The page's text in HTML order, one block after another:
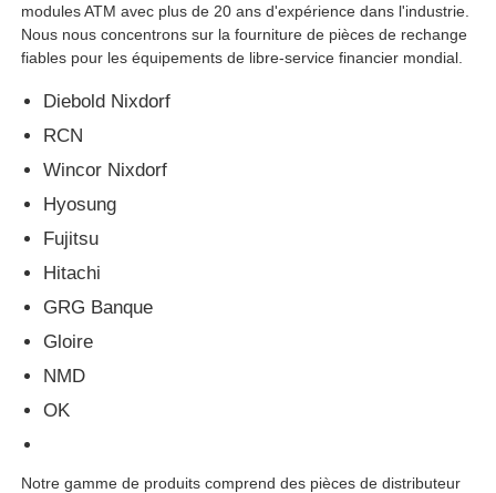
compteur de facture
Imprimante de carte
machine à poser
Pièces de rechange ATM
Distributeur automatique de billets
Recycleur de pièces
modules ATM avec plus de 20 ans d'expérience dans l'industrie.
Nous nous concentrons sur la fourniture de pièces de rechange
fiables pour les équipements de libre-service financier mondial.
Diebold Nixdorf
RCN
Wincor Nixdorf
Hyosung
Fujitsu
Hitachi
GRG Banque
Gloire
NMD
OK
Notre gamme de produits comprend des pièces de distributeur